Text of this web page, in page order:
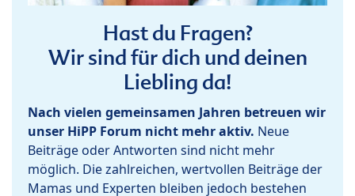
Hast du Fragen?
Wir sind für dich und deinen
Liebling da!
Nach vielen gemeinsamen Jahren betreuen wir
unser HiPP Forum nicht mehr aktiv. Neue
Beiträge oder Antworten sind nicht mehr
möglich. Die zahlreichen, wertvollen Beiträge der
Mamas und Experten bleiben jedoch bestehen